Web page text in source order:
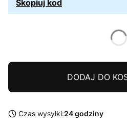
Skopiuj kod
DODAJ DO
Czas wysyłki:24 godziny